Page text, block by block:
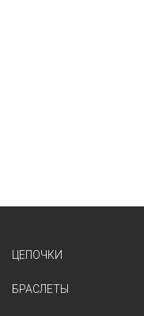
ЦЕПОЧКИ
БРАСЛЕТЫ